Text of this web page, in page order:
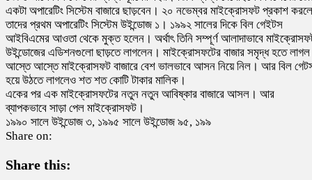
একটা অপারেটিং সিস্টেম বাজারে ছাড়বেন। ২০ নভেম্বর মাইক্রোসফট প্রকাশ
তাদের প্রথম অপারেটিং সিস্টেম উইন্ডোজ ১। ১৯৯২ সালের দিকে বিল গেইটস
আইবিএমের আওতা থেকে মুক্ত হলেন। অর্থাৎ তিনি সম্পূর্ণ আলাদাভাবে
উইন্ডোজের এডিশনগুলো ছাড়তে লাগলেন। মাইক্রোসফটের বাজার সমৃদ্ধ হতে
আস্তে আস্তে মাইক্রোসফট বাজারে বেশ ভালভাবে আসন নিয়ে নিল। আর বিল
হয়ে উঠতে লাগলেও শত শত কোটি টাকার মালিক।
একের পর এক মাইক্রোসফটের নতুন নতুন আবিষ্কার বাজারে আসল। আর
ব্যাপকভাবে সাড়া পেল মাইক্রোসফট।
১৯৯০ সালে উইন্ডোজ ৩, ১৯৯৫ সালে উইন্ডোজ ৯৫, ১৯৯
Share on:
Share this: